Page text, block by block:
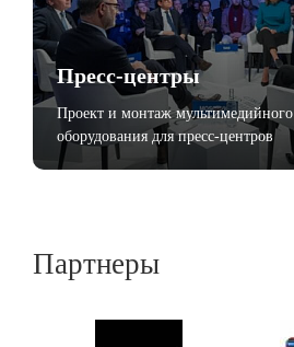
Пресc-центры
Проект и монтаж мультимедийного
оборудования для пресс-центров
Партнеры